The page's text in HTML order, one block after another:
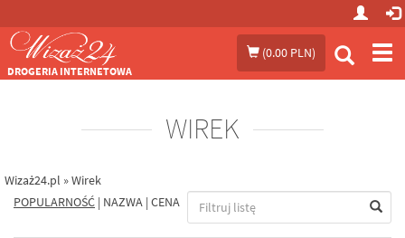
(0.00 PLN)
DROGERIA INTERNETOWA
WIREK
Wizaż24.pl »Wirek
POPULARNOŚĆ | NAZWA | CENA